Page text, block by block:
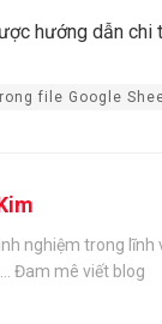
hướng dẫn
file Google
nghiệm trong lĩnh
Đam mê viết blog